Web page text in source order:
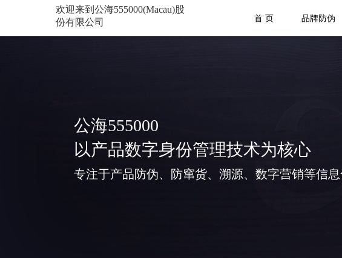
欢迎来到公海555000(Macau)股
份有限公司
首 页
品牌防伪
公海555000
以产品数字身份管理技术为核心
专注于产品防伪、防窜货、溯源、数字营销等信